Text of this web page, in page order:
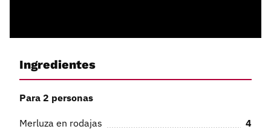
Ingredientes
Para 2 personas
Merluza en rodajas
4